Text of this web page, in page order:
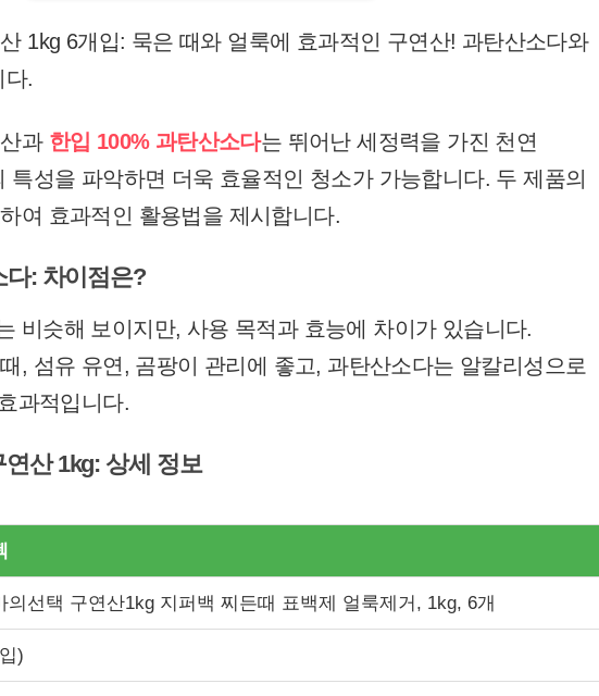
1kg 6개입: 묵은 때와 얼룩에 효과적인 구연산! 과탄산소다와
다.
과 한입 100% 과탄산소다는 뛰어난 세정력을 가진 천연
특성을 파악하면 더욱 효율적인 청소가 가능합니다. 두 제품의
여 효과적인 활용법을 제시합니다.
다: 차이점은?
비슷해 보이지만, 사용 목적과 효능에 차이가 있습니다.
, 섬유 유연, 곰팡이 관리에 좋고, 과탄산소다는 알칼리성으로
과적입니다.
산 1kg: 상세 정보
의선택 구연산1kg 지퍼백 찌든때 표백제 얼룩제거, 1kg, 6개
)